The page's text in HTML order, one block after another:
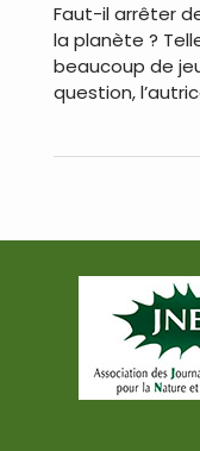
Faut-il arrêter
la planète ?
beaucoup de
question,